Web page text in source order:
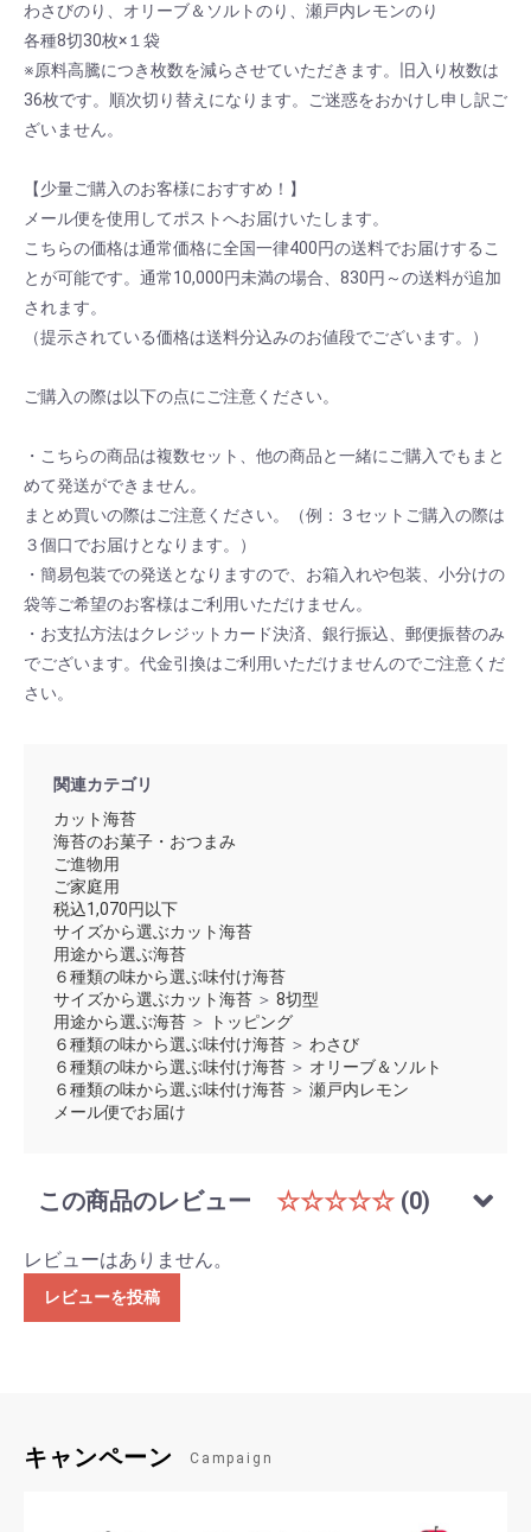
わさびのり、オリーブ＆ソルトのり、瀬戸内レモンのり
各種8切30枚×１袋
※原料高騰につき枚数を減らさせていただきます。旧入り枚数は
36枚です。順次切り替えになります。ご迷惑をおかけし申し訳ご
ざいません。
【少量ご購入のお客様におすすめ！】
メール便を使用してポストへお届けいたします。
こちらの価格は通常価格に全国一律400円の送料でお届けするこ
とが可能です。通常10,000円未満の場合、830円～の送料が追加
されます。
（提示されている価格は送料分込みのお値段でございます。）
ご購入の際は以下の点にご注意ください。
・こちらの商品は複数セット、他の商品と一緒にご購入でもまと
めて発送ができません。
まとめ買いの際はご注意ください。（例：３セットご購入の際は
３個口でお届けとなります。）
・簡易包装での発送となりますので、お箱入れや包装、小分けの
袋等ご希望のお客様はご利用いただけません。
・お支払方法はクレジットカード決済、銀行振込、郵便振替のみ
でございます。代金引換はご利用いただけませんのでご注意くだ
さい。
関連カテゴリ
カット海苔
海苔のお菓子・おつまみ
ご進物用
ご家庭用
税込1,070円以下
サイズから選ぶカット海苔
用途から選ぶ海苔
６種類の味から選ぶ味付け海苔
サイズから選ぶカット海苔 ＞ 8切型
用途から選ぶ海苔 ＞
トッピング
６種類の味から選ぶ味付け海苔 ＞ わさび
６種類の味から選ぶ味付け海苔 ＞ オリーブ＆ソルト
６種類の味から選ぶ味付け海苔 ＞ 瀬戸内レモン
メール便でお届け
この商品のレビュー ☆☆☆☆☆ (0)
レビューはありません。
レビューを投稿
キャンペーン Campaign